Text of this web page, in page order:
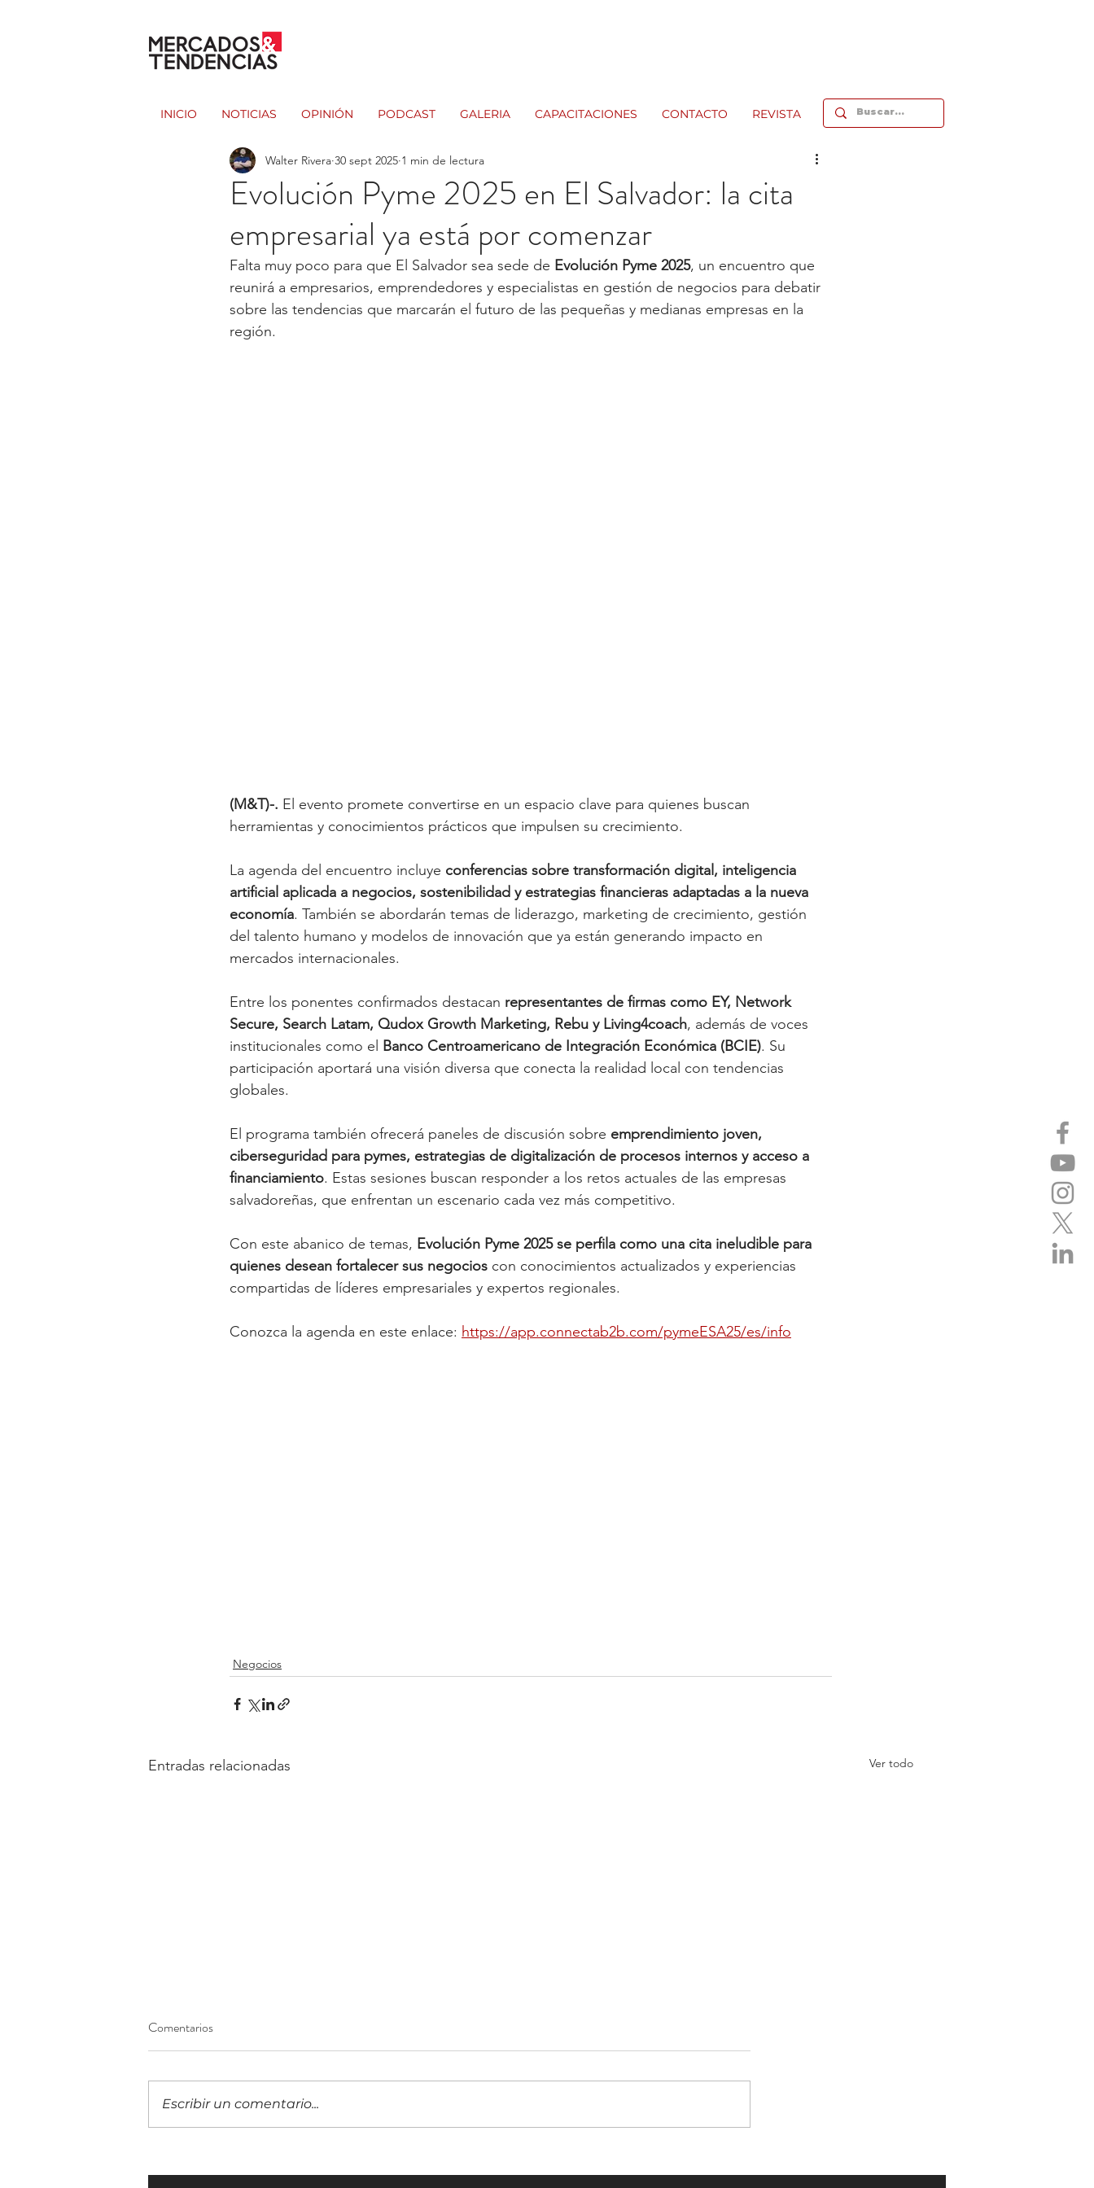
INICIO NOTICIAS OPINIÓN PODCAST GALERIA CAPACITACIONES CONTACTO REVISTA
Evolución Pyme 2025 en El Salvador: la cita
empresarial ya está por comenzar
Walter Rivera 30 sept 2025 1 min de lectura
Falta muy poco para que El Salvador sea sede de Evolución Pyme 2025, un encuentro que
reunirá a empresarios, emprendedores y especialistas en gestión de negocios para debatir
sobre las tendencias que marcarán el futuro de las pequeñas y medianas empresas en la
región.
(M&T)-. El evento promete convertirse en un espacio clave para quienes buscan
herramientas y conocimientos prácticos que impulsen su crecimiento.
La agenda del encuentro incluye conferencias sobre transformación digital, inteligencia
artificial aplicada a negocios, sostenibilidad y estrategias financieras adaptadas a la nueva
economía. También se abordarán temas de liderazgo, marketing de crecimiento, gestión
del talento humano y modelos de innovación que ya están generando impacto en
mercados internacionales.
Entre los ponentes confirmados destacan representantes de firmas como EY, Network
Secure, Search Latam, Qudox Growth Marketing, Rebu y Living4coach, además de voces
institucionales como el Banco Centroamericano de Integración Económica (BCIE). Su
participación aportará una visión diversa que conecta la realidad local con tendencias
globales.
El programa también ofrecerá paneles de discusión sobre emprendimiento joven,
ciberseguridad para pymes, estrategias de digitalización de procesos internos y acceso a
financiamiento. Estas sesiones buscan responder a los retos actuales de las empresas
salvadoreñas, que enfrentan un escenario cada vez más competitivo.
Con este abanico de temas, Evolución Pyme 2025 se perfila como una cita ineludible para
quienes desean fortalecer sus negocios con conocimientos actualizados y experiencias
compartidas de líderes empresariales y expertos regionales.
Conozca la agenda en este enlace: https://app.connectab2b.com/pymeESA25/es/info
Negocios
Entradas relacionadas Ver todo
virtual la ruta hacia Innkind FiEd
cumple 100 años como parte de
Panamá fortalece su posición
Comentarios
Escribir un comentario...